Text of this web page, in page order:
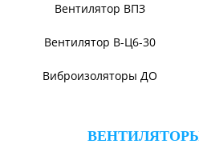
Вентилятор ВПЗ
Вентилятор В-Ц6-30